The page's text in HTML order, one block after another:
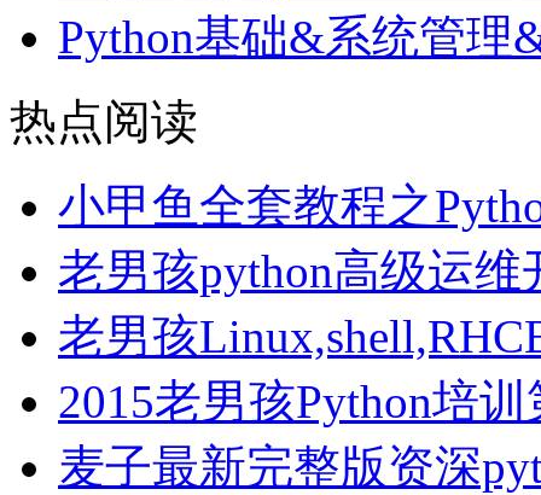
Python基础&系统管理
热点阅读
小甲鱼全套教程之
老男孩python高级运
老男孩
2015老男孩Python培
麦子最新完整版资深